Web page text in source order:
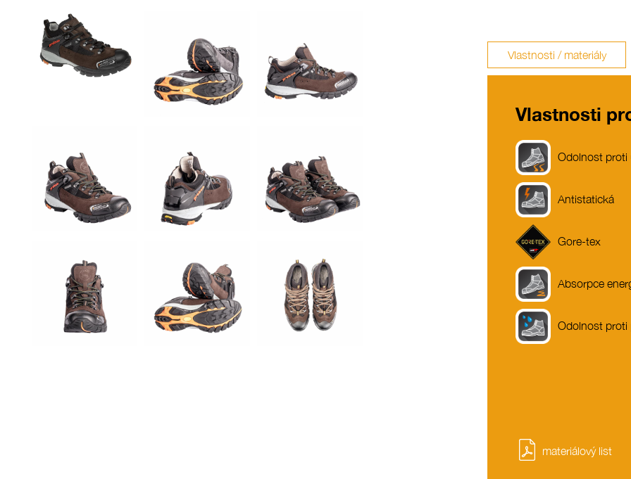
Vlastnosti / materiály
Vlastnosti
Odolnost proti
Antistatická
Gore-tex
Absorpce
Odolnost proti
materiálový list